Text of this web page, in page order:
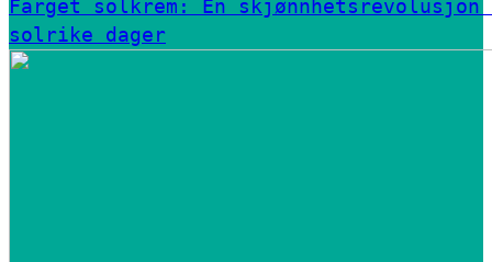
Farget solkrem: En
solrike dager